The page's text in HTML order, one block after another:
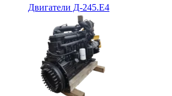
Двигатели Д-245.Е4